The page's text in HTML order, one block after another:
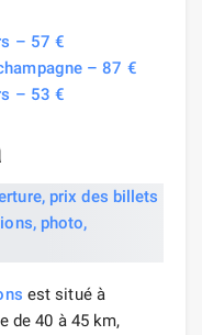
– 57 €
– 87 €
– 53 €
est situé à
de 40 à 45 km,